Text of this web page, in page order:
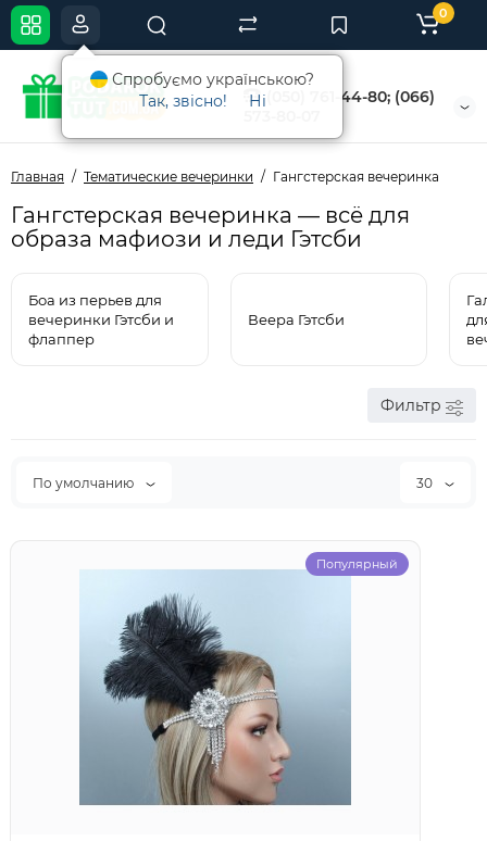
(050) 761-44-80; (066)
0
Главная Тематические вечеринки Гангстерская вечеринка
Гангстерская вечеринка — всё для
образа мафиози и леди Гэтсби
Боа из перьев для
вечеринки Гэтсби и
флаппер
Веера Гэтсби
Фильтр
По умолчанию 30
Популярный
Спробуємо українською?
Так, звісно!
Ні